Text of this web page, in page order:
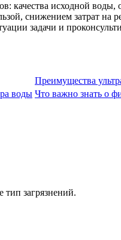
исходной воды,
снижением затрат
задачи и
Преимущества
воды Что важно знать о
тип загрязнений.